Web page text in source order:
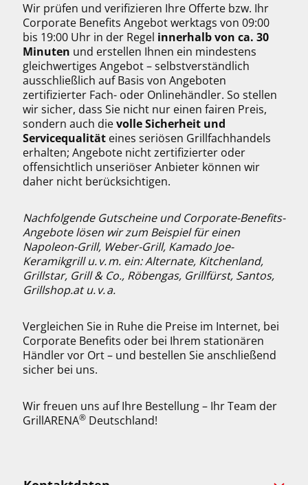
Wir prüfen und verifizieren Ihre Offerte bzw. Ihr
Corporate Benefits Angebot werktags von 09:00
bis 19:00 Uhr in der Regel innerhalb von ca. 30
Minuten und erstellen Ihnen ein mindestens
gleichwertiges Angebot – selbstverständlich
ausschließlich auf Basis von Angeboten
zertifizierter Fach- oder Onlinehändler. So stellen
wir sicher, dass Sie nicht nur einen fairen Preis,
sondern auch dievolle Sicherheit und
Servicequalität eines seriösen Grillfachhandels
erhalten; Angebote nicht zertifizierter oder
offensichtlich unseriöser Anbieter können wir
daher nicht berücksichtigen.
Nachfolgende Gutscheine und Corporate-Benefits-
Angebote lösen wir zum Beispiel für einen
Napoleon-Grill, Weber-Grill, Kamado Joe-
Keramikgrill u. v. m. ein: Alternate, Kitchenland,
Grillstar, Grill & Co., Röbengas, Grillfürst, Santos,
Grillshop.at u. v. a.
Vergleichen Sie in Ruhe die Preise im Internet, bei
Corporate Benefits oder bei Ihrem stationären
Händler vor Ort – und bestellen Sie anschließend
sicher bei uns.
Wir freuen uns auf Ihre Bestellung – Ihr Team der
GrillARENA® Deutschland!